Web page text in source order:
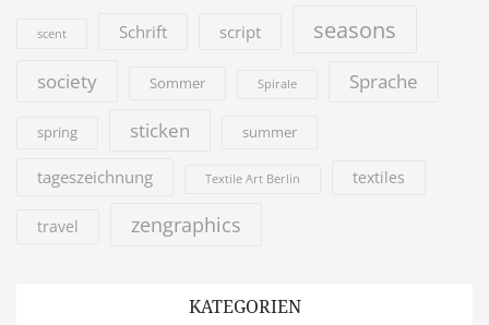
scent Schrift script seasons
society Sommer Spirale Sprache
spring sticken summer
tageszeichnung Textile Art Berlin textiles
travel zengraphics
KATEGORIEN